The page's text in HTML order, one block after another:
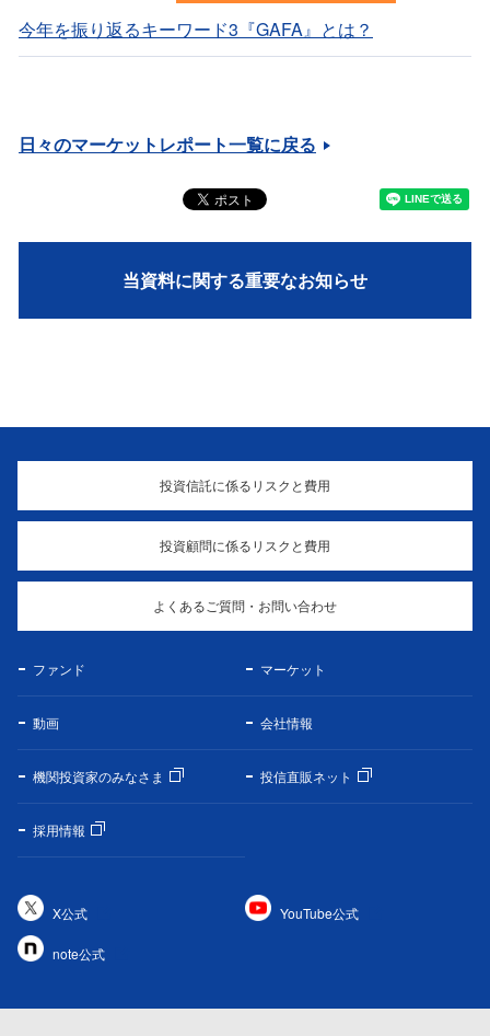
今年を振り返るキーワード3『GAFA』とは？
日々のマーケットレポート一覧に戻る
当資料に関する重要なお知らせ
投資信託に係るリスクと費用
投資顧問に係るリスクと費用
よくあるご質問・お問い合わせ
ファンド マーケット
動画 会社情報
機関投資家のみなさま 投信直販ネット
採用情報
X公式 YouTube公式
note公式